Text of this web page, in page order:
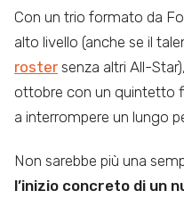
Con un trio formato da
alto livello (anche se il
roster senza altri All-
ottobre con un quintetto
a interrompere un lungo
Non sarebbe più una
l’inizio concreto di un